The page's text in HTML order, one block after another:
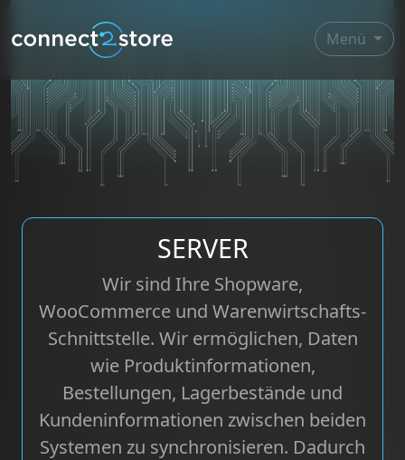
Menü
SERVER
Wir sind Ihre Shopware,
WooCommerce und Warenwirtschafts-
Schnittstelle. Wir ermöglichen, Daten
wie Produktinformationen,
Bestellungen, Lagerbestände und
Kundeninformationen zwischen beiden
Systemen zu synchronisieren. Dadurch